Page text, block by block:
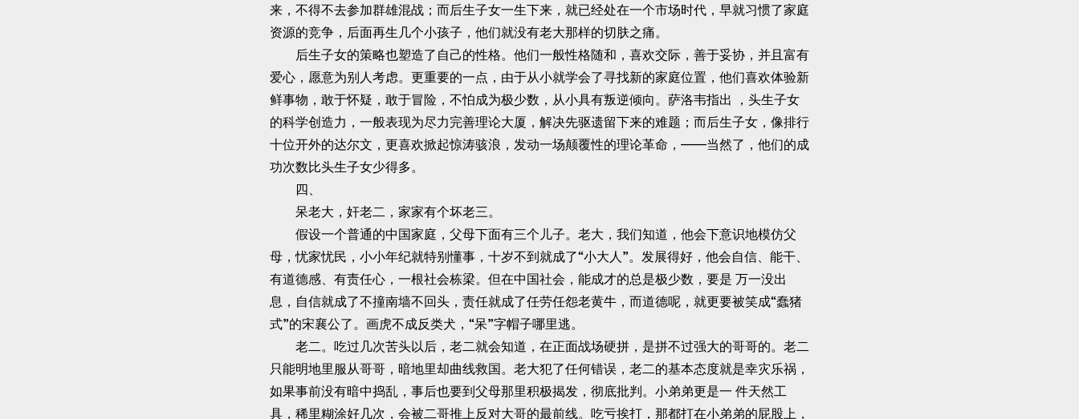
来，不得不去参加群雄混战；而后生子女一生下来，就已经处在一个市场时代，早就习惯了家庭
资源的竞争，后面再生几个小孩子，他们就没有老大那样的切肤之痛。
后生子女的策略也塑造了自己的性格。他们一般性格随和，喜欢交际，善于妥协，并且富有
爱心，愿意为别人考虑。更重要的一点，由于从小就学会了寻找新的家庭位置，他们喜欢体验新
鲜事物，敢于怀疑，敢于冒险，不怕成为极少数，从小具有叛逆倾向。萨洛韦指出 ，头生子女
的科学创造力，一般表现为尽力完善理论大厦，解决先驱遗留下来的难题；而后生子女，像排行
十位开外的达尔文，更喜欢掀起惊涛骇浪，发动一场颠覆性的理论革命，——当然了，他们的成
功次数比头生子女少得多。
四、
呆老大，奸老二，家家有个坏老三。
假设一个普通的中国家庭，父母下面有三个儿子。老大，我们知道，他会下意识地模仿父
母，忧家忧民，小小年纪就特别懂事，十岁不到就成了“小大人”。发展得好，他会自信、能干、
有道德感、有责任心，一根社会栋梁。但在中国社会，能成才的总是极少数，要是 万一没出
息，自信就成了不撞南墙不回头，责任就成了任劳任怨老黄牛，而道德呢，就更要被笑成“蠢猪
式”的宋襄公了。画虎不成反类犬，“呆”字帽子哪里逃。
老二。吃过几次苦头以后，老二就会知道，在正面战场硬拼，是拼不过强大的哥哥的。老二
只能明地里服从哥哥，暗地里却曲线救国。老大犯了任何错误，老二的基本态度就是幸灾乐祸，
如果事前没有暗中捣乱，事后也要到父母那里积极揭发，彻底批判。小弟弟更是一 件天然工
具，稀里糊涂好几次，会被二哥推上反对大哥的最前线。吃亏挨打，那都打在小弟弟的屁股上，